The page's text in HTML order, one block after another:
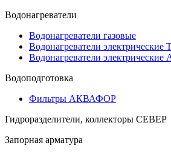
Водонагреватели
Водонагреватели газовые
Водонагреватели электрические
Водонагреватели
Водоподготовка
Фильтры АКВАФОР
Гидроразделители, коллекторы СЕВЕР
Запорная арматура